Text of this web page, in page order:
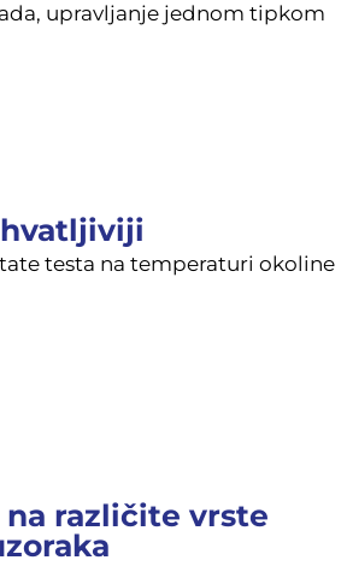
upravljanje jednom tipkom
testa na temperaturi okoline
različite vrste